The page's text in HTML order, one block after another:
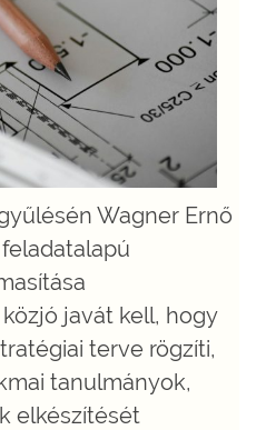
Wagner Ernő
javát kell, hogy
terve rögzíti,
tanulmányok,
elkészítését